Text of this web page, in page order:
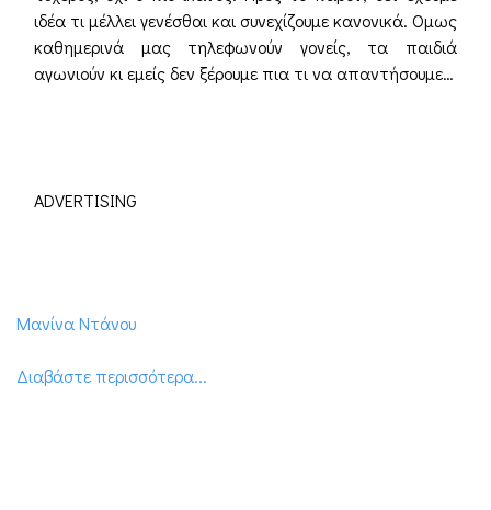
ιδέα τι μέλλει γενέσθαι και συνεχίζουμε κανονικά. Ομως
καθημερινά μας τηλεφωνούν γονείς, τα παιδιά
αγωνιούν κι εμείς δεν ξέρουμε πια τι να απαντήσουμε…
ADVERTISING
Μανίνα Ντάνου
Διαβάστε περισσότερα...